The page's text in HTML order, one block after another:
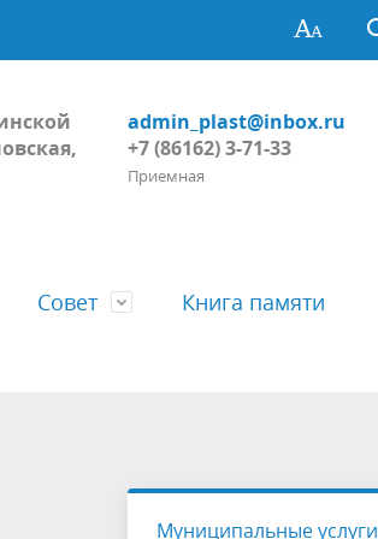
admin_plast@inbox.ru
+7 (86162) 3-71-33
Приемная
Пожарная безопасность, ГО и ЧС
Проекты
Совет
Решения Совета
Книга памяти
Муниципальные услуги